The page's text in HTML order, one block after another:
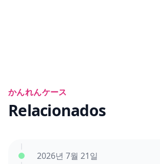
かんれんケース
Relacionados
2026년 7월 21일